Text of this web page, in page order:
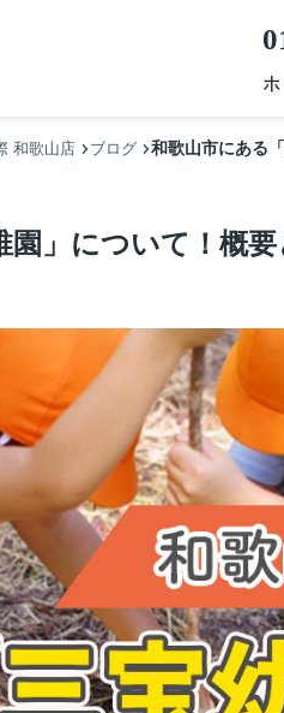
和歌山店 ブログ 和歌山市にある
園」について！概